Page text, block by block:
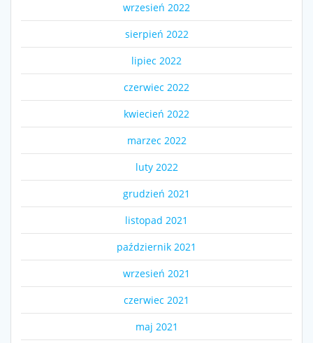
wrzesień 2022
sierpień 2022
lipiec 2022
czerwiec 2022
kwiecień 2022
marzec 2022
luty 2022
grudzień 2021
listopad 2021
październik 2021
wrzesień 2021
czerwiec 2021
maj 2021